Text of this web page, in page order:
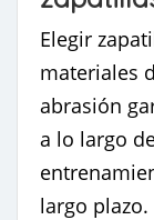
Elegir
materiales
abrasión
a lo largo
largo plazo.